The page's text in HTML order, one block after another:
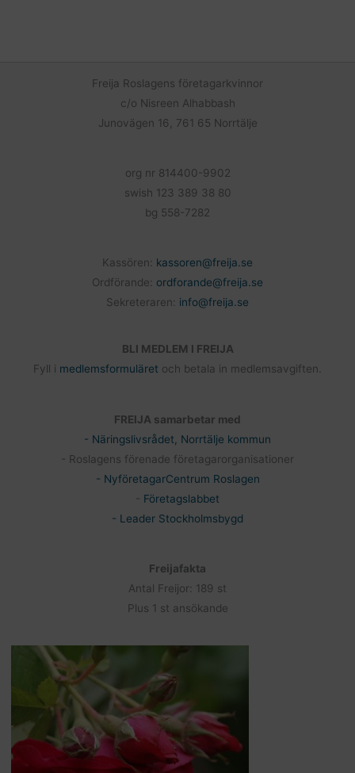
Freija Roslagens företagarkvinnor
c/o Nisreen Alhabbash
Junovägen 16, 761 65 Norrtälje
org nr 814400-9902
swish 123 389 38 80
bg 558-7282
Kassören: kassoren@freija.se
Ordförande: ordforande@freija.se
Sekreteraren: info@freija.se
BLI MEDLEM I FREIJA
Fyll i medlemsformuläret och betala in medlemsavgiften.
FREIJA samarbetar med
- Näringslivsrådet, Norrtälje kommun
- Roslagens förenade företagarorganisationer
- NyföretagarCentrum Roslagen
Företagslabbet
- Leader Stockholmsbygd
Freijafakta
Antal Freijor: 189 st
Plus 1 st ansökande